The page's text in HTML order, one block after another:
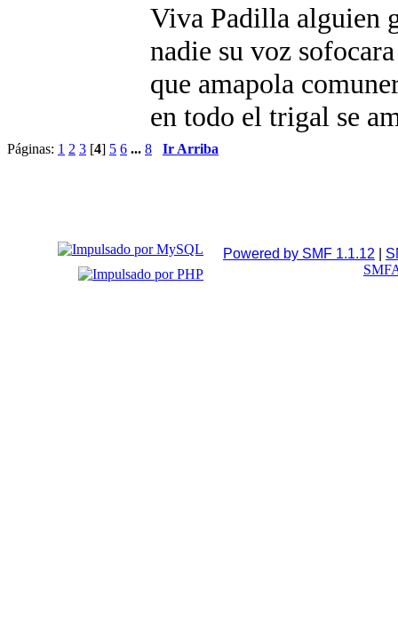
Viva Padilla alguien
nadie su voz sofocara
que amapola
en todo el trigal se
Páginas: 1 2 3 [4] 5 6 ... 8 Ir Arriba
Powered by SMF 1.1.12